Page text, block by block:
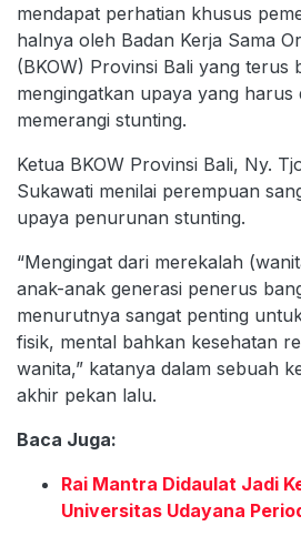
mendapat perhatian khusus
halnya oleh Badan Kerja Sama
(BKOW) Provinsi Bali yang terus
mengingatkan upaya yang
memerangi stunting.
Ketua BKOW Provinsi Bali, Ny.
Sukawati menilai perempuan
upaya penurunan stunting.
“Mengingat dari merekalah
anak-anak generasi penerus
menurutnya sangat penting
fisik, mental bahkan kesehatan
wanita,” katanya dalam sebuah
akhir pekan lalu.
Baca Juga:
Rai Mantra Didaulat Jadi
Universitas Udayana